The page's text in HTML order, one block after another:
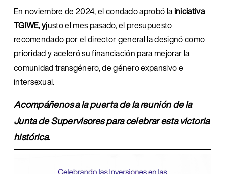
En noviembre de 2024, el condado aprobó la iniciativa
TGIWE, yjusto el mes pasado, el presupuesto
recomendado por el director general la designó como
prioridad y aceleró su financiación para mejorar la
comunidad transgénero, de género expansivo e
intersexual.
Acompáñenos a la puerta de la reunión de la
Junta de Supervisores para celebrar esta victoria
histórica.